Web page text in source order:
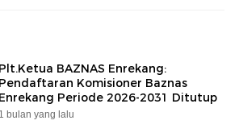
Plt.Ketua BAZNAS Enrekang:
Pendaftaran Komisioner Baznas
Enrekang Periode 2026-2031 Ditutup
1 bulan yang lalu